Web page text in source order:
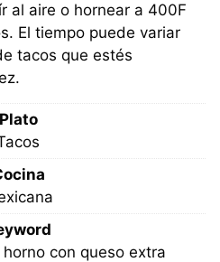
al aire o hornear a 400F
El tiempo puede variar
tacos que estés
Plato
con queso extra